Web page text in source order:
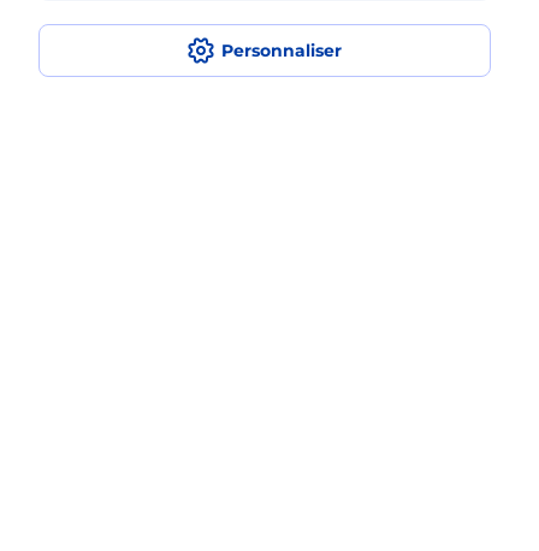
Personnaliser
Est-ce que je peux assurer mon